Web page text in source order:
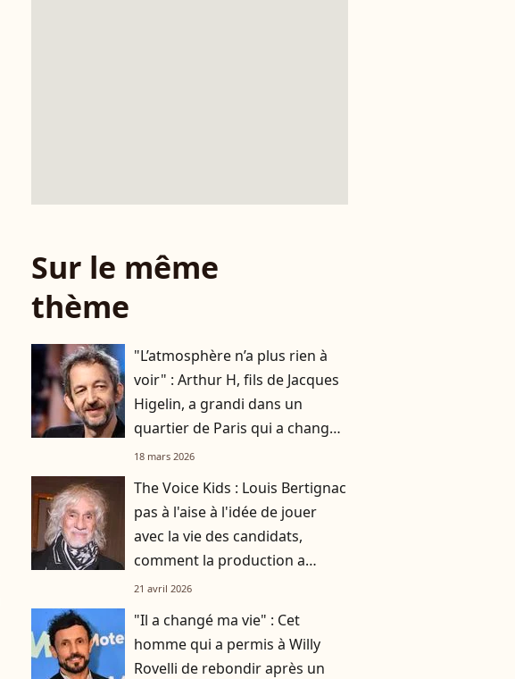
Sur le même
thème
"L’atmosphère n’a plus rien à
voir" : Arthur H, fils de Jacques
Higelin, a grandi dans un
quartier de Paris qui a changé
du tout au tout
18 mars 2026
The Voice Kids : Louis Bertignac
pas à l'aise à l'idée de jouer
avec la vie des candidats,
comment la production a
réussi à le faire rempiler
21 avril 2026
"Il a changé ma vie" : Cet
homme qui a permis à Willy
Rovelli de rebondir après un